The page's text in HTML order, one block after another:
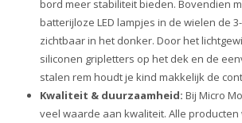
bord meer stabiliteit bieden. Bovendien
batterijloze LED lampjes in de wielen de
zichtbaar in het donker. Door het
siliconen gripletters op het dek en de
stalen rem houdt je kind makkelijk de
Kwaliteit & duurzaamheid: Bij Micro
veel waarde aan kwaliteit. Alle